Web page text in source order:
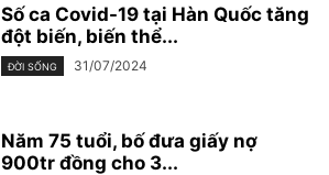
Số ca Covid-19 tại Hàn Quốc tăng
đột biến, biến thể...
ĐỜI SỐNG 31/07/2024
Năm 75 tuổi, bố đưa giấy nợ
900tr đồng cho 3...